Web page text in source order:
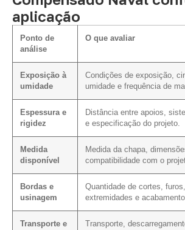
aplicação
Ponto de
análise
O que avaliar
Exposição à
umidade
Condições de exposição,
umidade e frequência de
Espessura e
rigidez
Distância entre apoios,
e especificação do projeto.
Medida
disponível
Medida da chapa,
compatibilidade com o
Bordas e
usinagem
Quantidade de cortes,
extremidades e
Transporte e
Transporte,